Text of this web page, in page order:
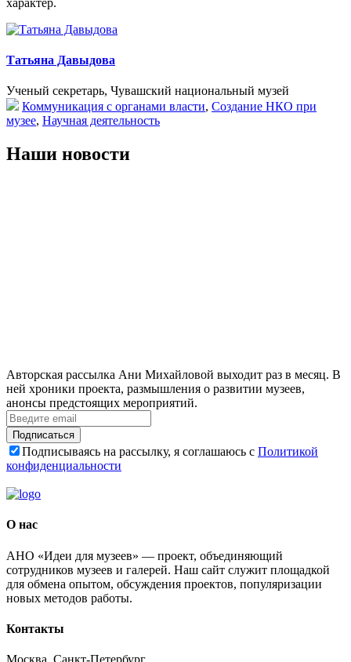
Татьяна Давыдова
Ученый секретарь, Чувашский национальный музей
Коммуникация с органами власти, Создание НКО при
музее, Научная деятельность
Наши новости
Авторская рассылка Ани Михайловой выходит раз в месяц. В
ней хроники проекта, размышления о развитии музеев,
анонсы предстоящих мероприятий.
Подписаться
Подписываясь на рассылку, я соглашаюсь с Политикой
конфиденциальности
О нас
АНО «Идеи для музеев» — проект, объединяющий
сотрудников музеев и галерей. Наш сайт служит площадкой
для обмена опытом, обсуждения проектов, популяризации
новых методов работы.
Контакты